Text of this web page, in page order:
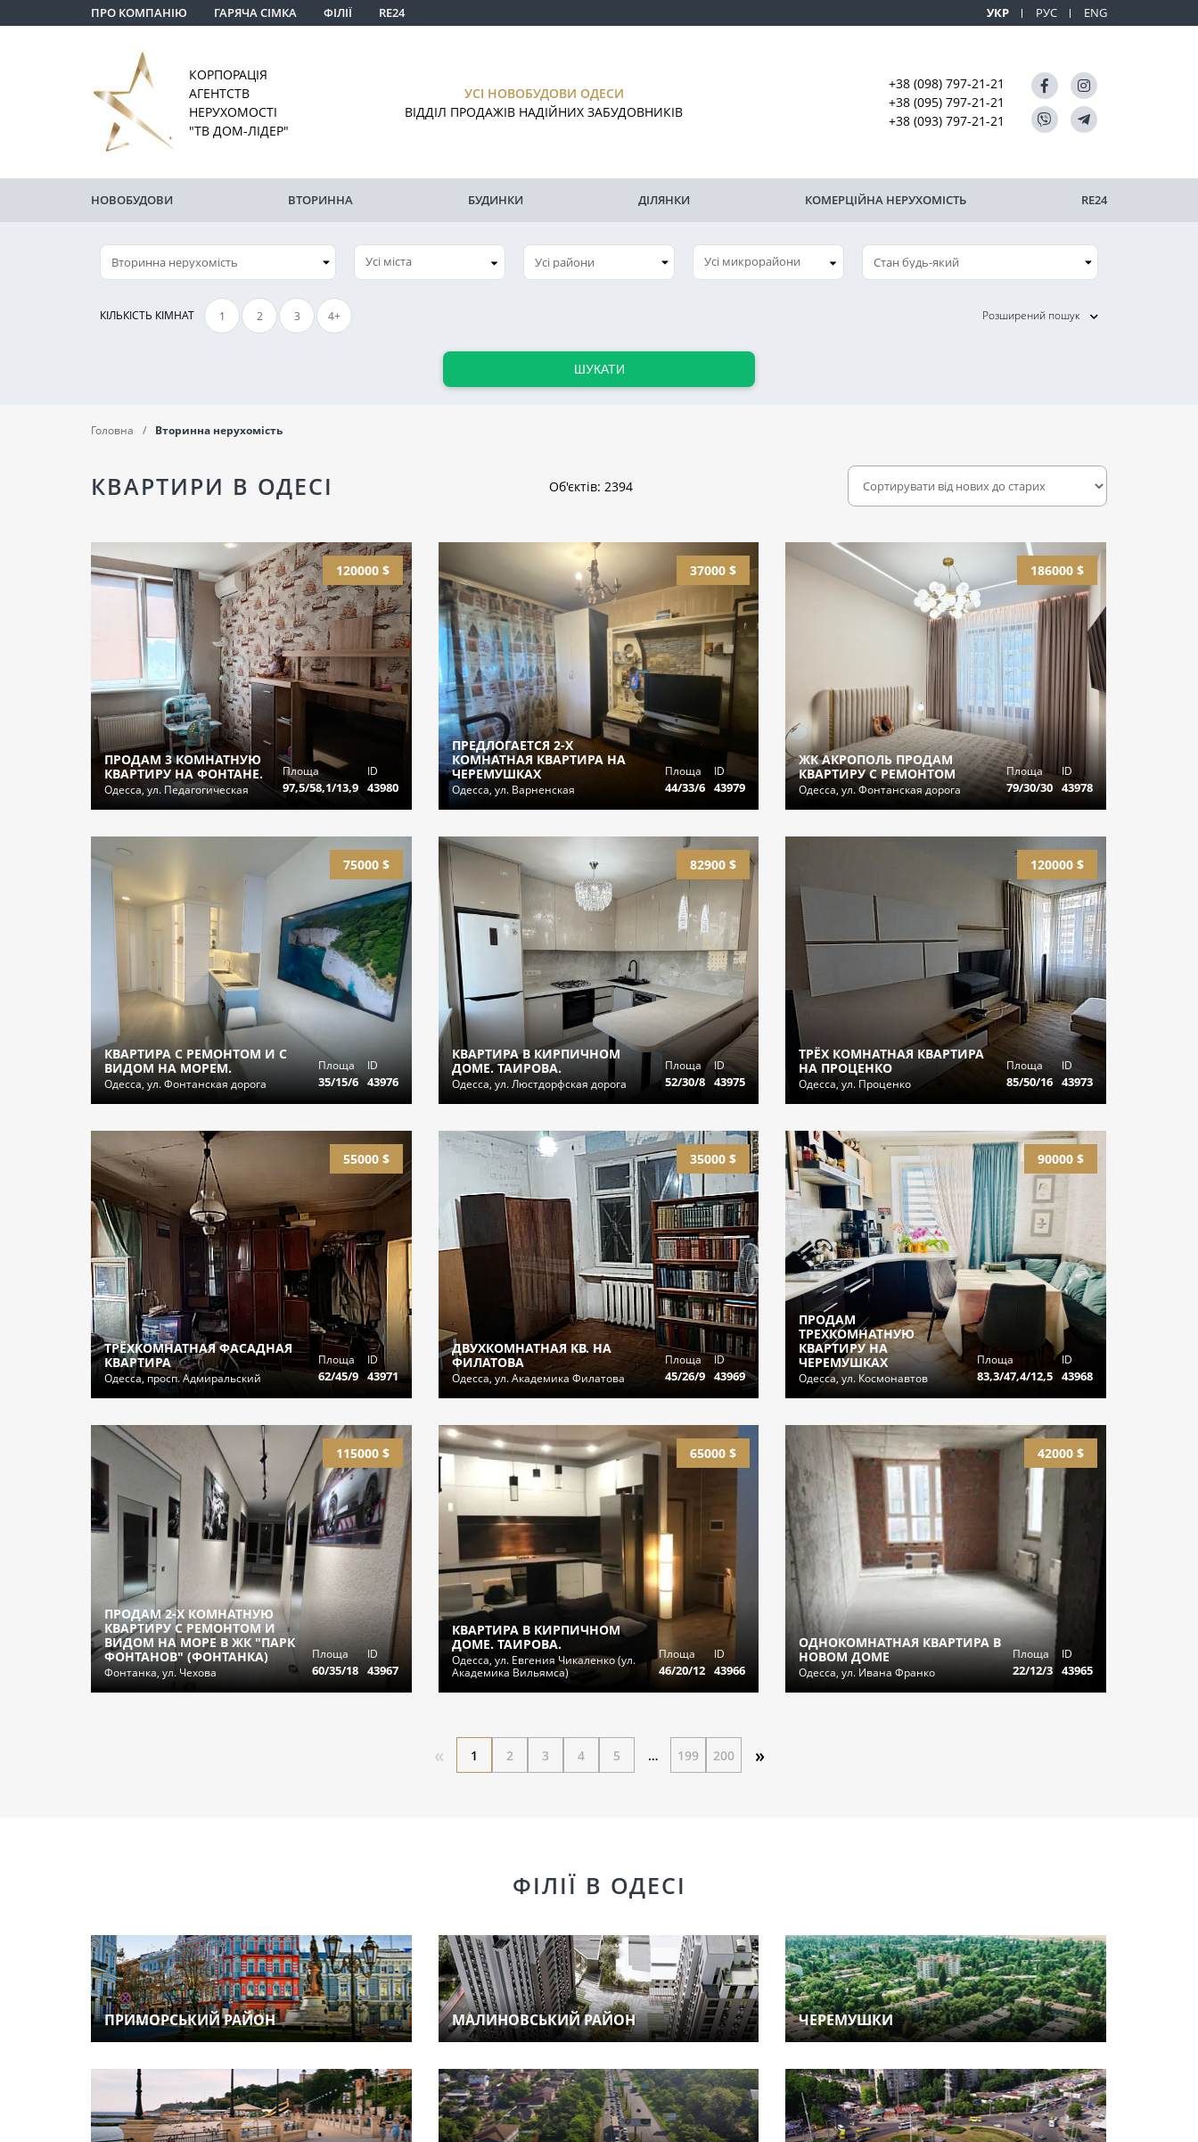
ПРО КОМПАНІЮ ГАРЯЧА СІМКА ФІЛІЇ RE24 УКР РУС ENG
КОРПОРАЦІЯ
АГЕНТСТВ
НЕРУХОМОСТІ
"ТВ ДОМ-ЛІДЕР"
УСІ НОВОБУДОВИ ОДЕСИ
ВІДДІЛ ПРОДАЖІВ НАДІЙНИХ ЗАБУДОВНИКІВ
+38 (098) 797-21-21
+38 (095) 797-21-21
+38 (093) 797-21-21
НОВОБУДОВИ ВТОРИННА БУДИНКИ ДІЛЯНКИ КОМЕРЦІЙНА НЕРУХОМІСТЬ RE24
Усі міста Усі микрорайони
КІЛЬКІСТЬ КІМНАТ 1 2 3 4+ Розширений пошук
ШУКАТИ
Головна Вторинна нерухомість
КВАРТИРИ В ОДЕСІ Об'єктів: 2394
120000 $
ПРОДАМ 3 КОМНАТНУЮ
КВАРТИРУ НА ФОНТАНЕ.
Одесса, ул. Педагогическая
Площа
97,5/58,1/13,9
ID
43980
37000 $
ПРЕДЛОГАЕТСЯ 2-Х
КОМНАТНАЯ КВАРТИРА НА
ЧЕРЕМУШКАХ
Одесса, ул. Варненская
Площа
44/33/6
ID
43979
186000 $
ЖК АКРОПОЛЬ ПРОДАМ
КВАРТИРУ С РЕМОНТОМ
Одесса, ул. Фонтанская дорога
Площа
79/30/30
ID
43978
75000 $
КВАРТИРА С РЕМОНТОМ И С
ВИДОМ НА МОРЕМ.
Одесса, ул. Фонтанская дорога
Площа
35/15/6
ID
43976
82900 $
КВАРТИРА В КИРПИЧНОМ
ДОМЕ. ТАИРОВА.
Одесса, ул. Люстдорфская дорога
Площа
52/30/8
ID
43975
120000 $
ТРЁХ КОМНАТНАЯ КВАРТИРА
НА ПРОЦЕНКО
Одесса, ул. Проценко
Площа
85/50/16
ID
43973
55000 $
ТРЁХКОМНАТНАЯ ФАСАДНАЯ
КВАРТИРА
Одесса, просп. Адмиральский
Площа
62/45/9
ID
43971
35000 $
ДВУХКОМНАТНАЯ КВ. НА
ФИЛАТОВА
Одесса, ул. Академика Филатова
Площа
45/26/9
ID
43969
90000 $
ПРОДАМ
ТРЕХКОМНАТНУЮ
КВАРТИРУ НА
ЧЕРЕМУШКАХ
Одесса, ул. Космонавтов
Площа
83,3/47,4/12,5
ID
43968
115000 $
ПРОДАМ 2-Х КОМНАТНУЮ
КВАРТИРУ С РЕМОНТОМ И
ВИДОМ НА МОРЕ В ЖК "ПАРК
ФОНТАНОВ" (ФОНТАНКА)
Фонтанка, ул. Чехова
Площа
60/35/18
ID
43967
65000 $
КВАРТИРА В КИРПИЧНОМ
ДОМЕ. ТАИРОВА.
Одесса, ул. Евгения Чикаленко (ул.
Академика Вильямса)
Площа
46/20/12
ID
43966
42000 $
ОДНОКОМНАТНАЯ КВАРТИРА В
НОВОМ ДОМЕ
Одесса, ул. Ивана Франко
Площа
22/12/3
ID
43965
« 1 2 3 4 5 … 199 200 »
ФІЛІЇ В ОДЕСІ
ПРИМОРСЬКИЙ РАЙОН МАЛИНОВСЬКИЙ РАЙОН ЧЕРЕМУШКИ